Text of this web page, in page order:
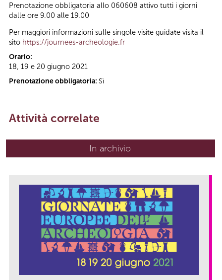
Prenotazione obbligatoria allo 060608 attivo tutti i giorni
dalle ore 9.00 alle 19.00
Per maggiori informazioni sulle singole visite guidate visita il
sito https://journees-archeologie.fr
Orario:
18, 19 e 20 giugno 2021
Prenotazione obbligatoria: Sì
Attività correlate
In archivio